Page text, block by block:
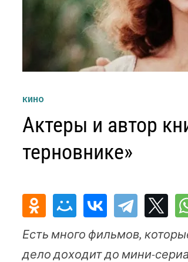
КИНО
Актеры и автор
терновнике»
Есть много фильмов,
дело доходит до мини-